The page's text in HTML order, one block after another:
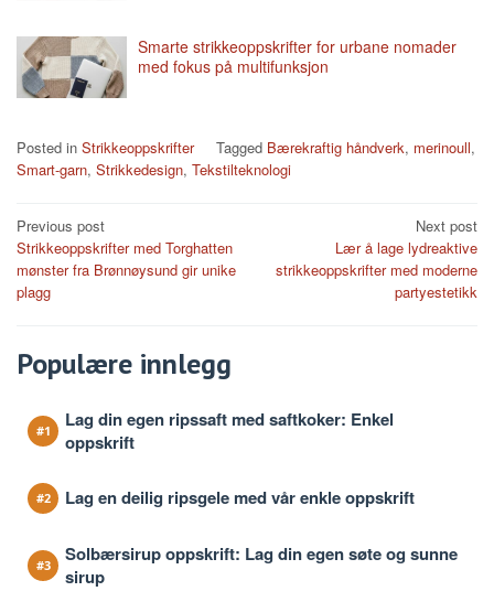
Smarte strikkeoppskrifter for urbane nomader
med fokus på multifunksjon
Posted in Strikkeoppskrifter Tagged Bærekraftig håndverk, merinoull,
Smart-garn, Strikkedesign, Tekstilteknologi
Post
navigation
Previous post
Strikkeoppskrifter med Torghatten
mønster fra Brønnøysund gir unike
plagg
Next post
Lær å lage lydreaktive
strikkeoppskrifter med moderne
partyestetikk
Populære innlegg
Lag din egen ripssaft med saftkoker: Enkel
oppskrift
Lag en deilig ripsgele med vår enkle oppskrift
Solbærsirup oppskrift: Lag din egen søte og sunne
sirup